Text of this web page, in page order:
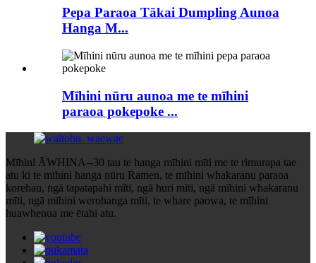
Pepa Paraoa Tākai Dumpling Aunoa
Hanga M...
Mīhini nūru aunoa me te mīhini
paraoa pokepoke ...
Mīhini ĀWHINA--30 tau te hanga mīhini mīti me te rimurapa tae
atu ki te mīhini hanga nūru Ramen, te mīhini whakaranu paraoa
korehau, ngā tapatapahi mīti, ngā huri mīti, ngā mīhini whakaranu
mīti, ngā mīhini werohanga mīti, te whare paowa, te mīhini
huawhenua me ētahi atu.